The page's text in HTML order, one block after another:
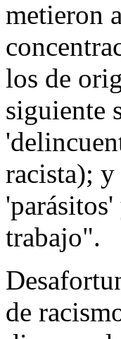
metieron
los de
siguiente
racista);
trabajo".
de